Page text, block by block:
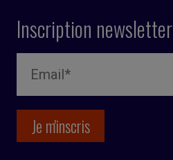
Inscription newsletter